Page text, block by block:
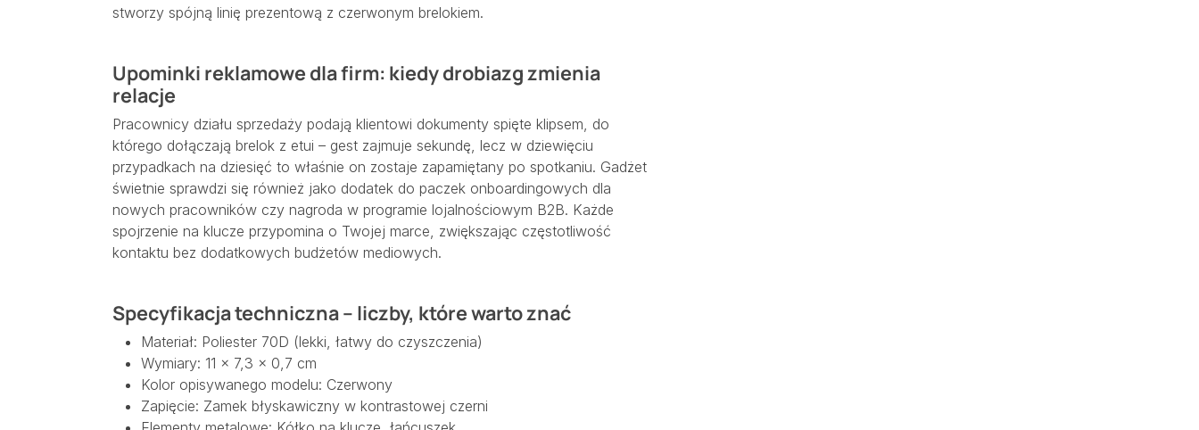
stworzy spójną linię prezentową z czerwonym brelokiem.
Upominki reklamowe dla firm: kiedy drobiazg zmienia
relacje
Pracownicy działu sprzedaży podają klientowi dokumenty spięte klipsem, do
którego dołączają brelok z etui – gest zajmuje sekundę, lecz w dziewięciu
przypadkach na dziesięć to właśnie on zostaje zapamiętany po spotkaniu. Gadżet
świetnie sprawdzi się również jako dodatek do paczek onboardingowych dla
nowych pracowników czy nagroda w programie lojalnościowym B2B. Każde
spojrzenie na klucze przypomina o Twojej marce, zwiększając częstotliwość
kontaktu bez dodatkowych budżetów mediowych.
Specyfikacja techniczna – liczby, które warto znać
Materiał: Poliester 70D (lekki, łatwy do czyszczenia)
Wymiary: 11 × 7,3 × 0,7 cm
Kolor opisywanego modelu: Czerwony
Zapięcie: Zamek błyskawiczny w kontrastowej czerni